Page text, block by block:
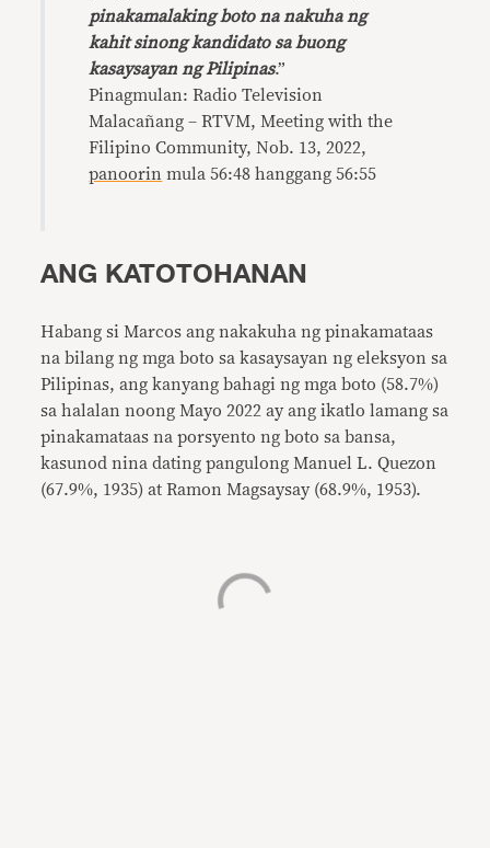
pinakamalaking boto na nakuha ng
kahit sinong kandidato sa buong
kasaysayan ng Pilipinas.”
Pinagmulan: Radio Television
Malacañang – RTVM, Meeting with the
Filipino Community, Nob. 13, 2022,
panoorin mula 56:48 hanggang 56:55
ANG KATOTOHANAN
Habang si Marcos ang nakakuha ng pinakamataas
na bilang ng mga boto sa kasaysayan ng eleksyon sa
Pilipinas, ang kanyang bahagi ng mga boto (58.7%)
sa halalan noong Mayo 2022 ay ang ikatlo lamang sa
pinakamataas na porsyento ng boto sa bansa,
kasunod nina dating pangulong Manuel L. Quezon
(67.9%, 1935) at Ramon Magsaysay (68.9%, 1953).